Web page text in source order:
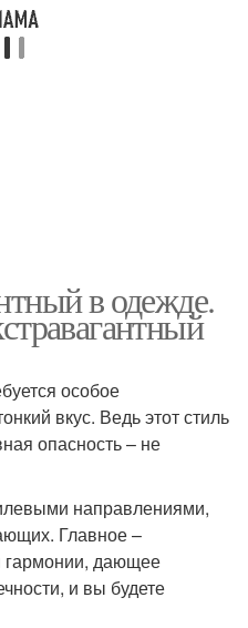
в одежде.
особое
вкус. Ведь этот стиль
опасность – не
направлениями,
Главное –
гармонии, дающее
и вы будете